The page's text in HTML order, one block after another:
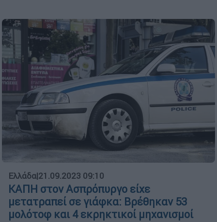
Ελλάδα|21.09.2023 09:10
ΚΑΠΗ στον Ασπρόπυργο είχε
μετατραπεί σε γιάφκα: Βρέθηκαν 53
μολότοφ και 4 εκρηκτικοί μηχανισμοί